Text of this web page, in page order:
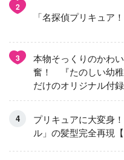
2
「名探偵プリキュア
3
本物そっくりのかわ
奮！ 『たのしい幼稚
だけのオリジナル付
くるせんたくき」
プリキュアに大変身
ル」の髪型完全再現